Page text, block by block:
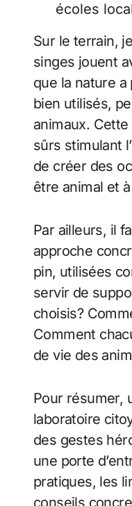
écoles
Sur le terrain,
singes jouent
que la nature a
bien utilisés,
animaux.
sûrs stimulant
de créer des
être animal et
Par ailleurs, il
approche
pin, utilisées
servir de
choisis?
Comment
de vie des
Pour résumer,
laboratoire
des gestes
une porte
pratiques, les
conseils